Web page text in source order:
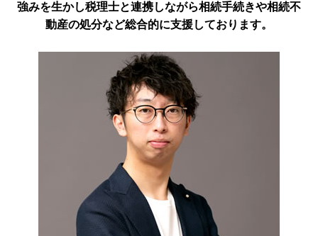
強みを生かし税理士と連携しながら相続手続きや相続不
動産の処分など総合的に支援しております。